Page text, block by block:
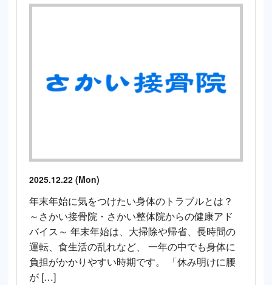
2025.12.22 (Mon)
年末年始に気をつけたい身体のトラブルとは？
～さかい接骨院・さかい整体院からの健康アド
バイス～ 年末年始は、大掃除や帰省、長時間の
運転、食生活の乱れなど、 一年の中でも身体に
負担がかかりやすい時期です。 「休み明けに腰
が […]